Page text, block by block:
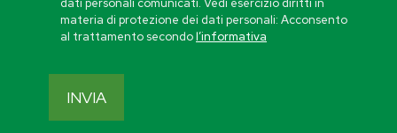
dati personali comunicati. Vedi esercizio diritti in
materia di protezione dei dati personali: Acconsento
al trattamento secondol’informativa